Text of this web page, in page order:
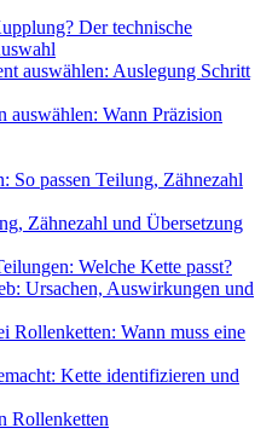
Der technische
auswählen: Auslegung Schritt
auswählen: Wann Präzision
So passen Teilung, Zähnezahl
Zähnezahl und Übersetzung
Welche Kette passt?
Ursachen, Auswirkungen und
Rollenketten: Wann muss eine
Kette identifizieren und
Rollenketten